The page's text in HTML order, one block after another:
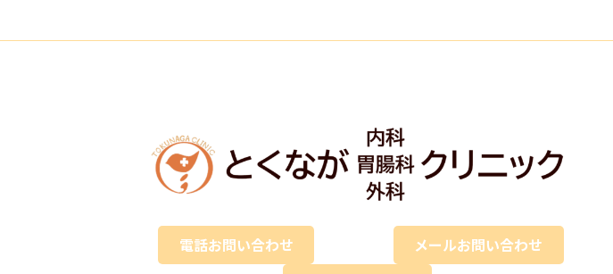
電話お問い合わせ メールお問い合わせ